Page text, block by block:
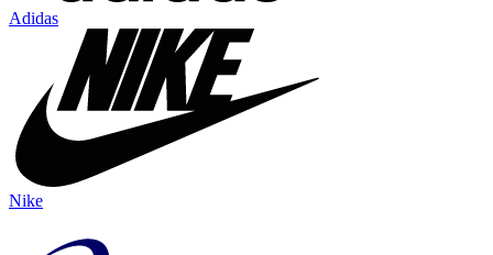
Adidas
Nike